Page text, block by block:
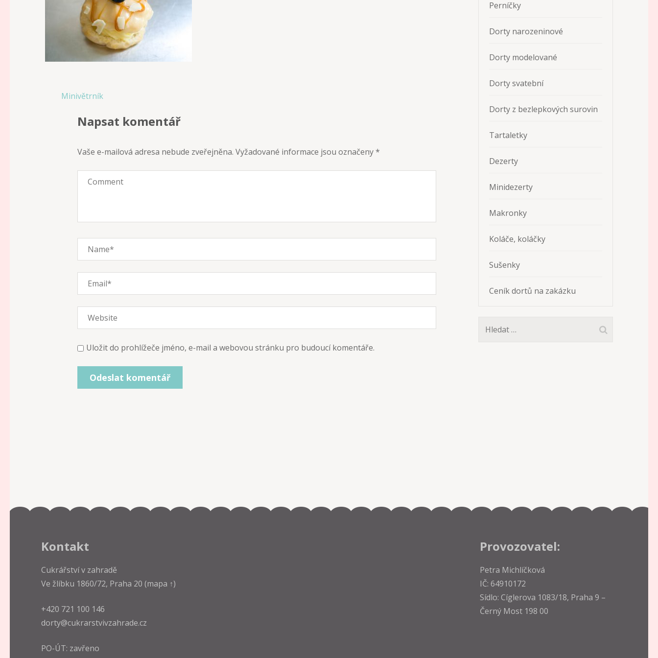
Navigace
příspěvek
Minivětrník
Napsat komentář
Vaše e-mailová adresa nebude zveřejněna. Vyžadované informace jsou označeny*
Uložit do prohlížeče jméno, e-mail a webovou stránku pro budoucí komentáře.
Perníčky
Dorty narozeninové
Dorty modelované
Dorty svatební
Dorty z bezlepkových surovin
Tartaletky
Dezerty
Minidezerty
Makronky
Koláče, koláčky
Sušenky
Ceník dortů na zakázku
Vyhledávání
Kontakt
Cukrářství v zahradě
Ve žlíbku 1860/72, Praha 20 (mapa ↑)
+420 721 100 146
dorty@cukrarstvivzahrade.cz
PO-ÚT: zavřeno
Provozovatel:
Petra Michlíčková
IČ: 64910172
Sídlo: Cíglerova 1083/18, Praha 9 –
Černý Most 198 00